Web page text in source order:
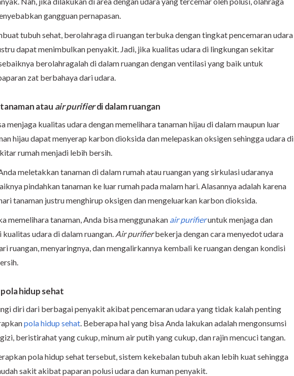
gangguan pernapasan.
tubuh sehat, berolahraga di ruangan terbuka dengan tingkat pencemaran udara
dapat menimbulkan penyakit. Jadi, jika kualitas udara di lingkungan sekitar
berolahragalah di dalam ruangan dengan ventilasi yang baik untuk
zat berbahaya dari udara.
atau air purifierdi dalam ruangan
menjaga kualitas udara dengan memelihara tanaman hijau di dalam maupun luar
hijau dapat menyerap karbon dioksida dan melepaskan oksigen sehingga udara di
rumah menjadi lebih bersih.
meletakkan tanaman di dalam rumah atau ruangan yang sirkulasi udaranya
pindahkan tanaman ke luar rumah pada malam hari. Alasannya adalah karena
tanaman justru menghirup oksigen dan mengeluarkan karbon dioksida.
memelihara tanaman, Anda bisa menggunakan air purifieruntuk menjaga dan
udara di dalam ruangan. Air purifierbekerja dengan cara menyedot udara
ruangan, menyaringnya, dan mengalirkannya kembali ke ruangan dengan kondisi
pola hidup sehat
diri dari berbagai penyakit akibat pencemaran udara yang tidak kalah penting
pola hidup sehat. Beberapa hal yang bisa Anda lakukan adalah mengonsumsi
beristirahat yang cukup, minum air putih yang cukup, dan rajin mencuci tangan.
pola hidup sehat tersebut, sistem kekebalan tubuh akan lebih kuat sehingga
sakit akibat paparan polusi udara dan kuman penyakit.